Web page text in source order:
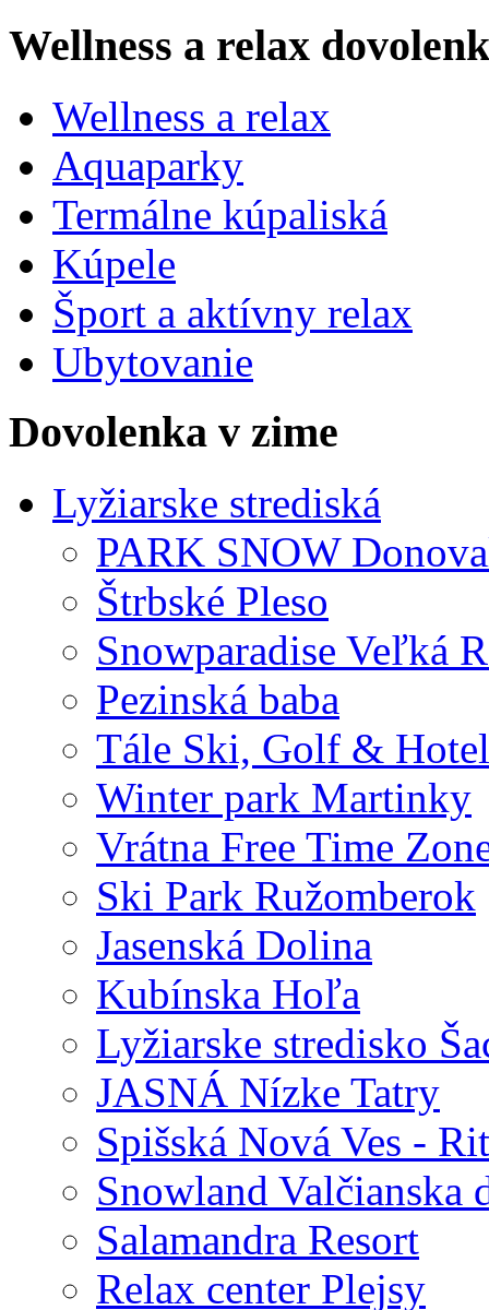
Wellness a relax
Wellness a relax
Aquaparky
Termálne kúpaliská
Kúpele
Šport a aktívny relax
Ubytovanie
Dovolenka v zime
Lyžiarske strediská
PARK SNOW
Štrbské Pleso
Snowparadise Veľká
Pezinská baba
Tále Ski, Golf &
Winter park Martinky
Vrátna Free Time
Ski Park Ružomberok
Jasenská Dolina
Kubínska Hoľa
Lyžiarske stredisko
JASNÁ Nízke Tatry
Spišská Nová Ves -
Snowland Valčianska
Salamandra Resort
Relax center Plejsy